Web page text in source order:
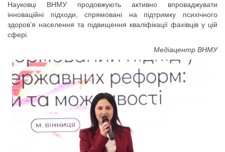
Науковці ВНМУ продовжують активно впроваджувати
інноваційні підходи, спрямовані на підтримку психічного
здоров’я населення та підвищення кваліфікації фахівців у цій
сфері.
Медіацентр ВНМУ